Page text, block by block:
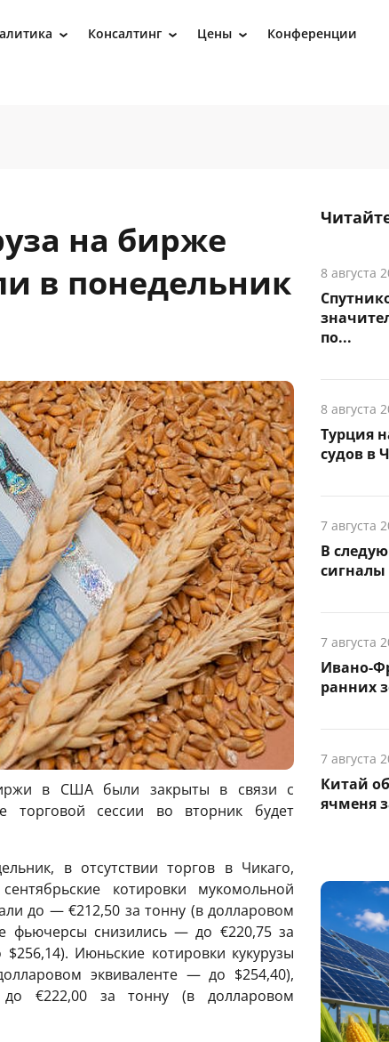
› Консалтинг › Цены › Конференции
на бирже
в понедельник
в США были закрыты в связи с
торговой сессии во вторник будет
в отсутствии торгов в Чикаго,
котировки мукомольной
до — €212,50 за тонну (в долларовом
фьючерсы снизились — до €220,75 за
Июньские котировки кукурузы
эквиваленте — до $254,40),
до €222,00 за тонну (в долларовом
8 августа
по...
8 августа
Турция
судов в
7 августа
В
7 августа
Ивано-
ранних
7 августа
Китай
ячменя